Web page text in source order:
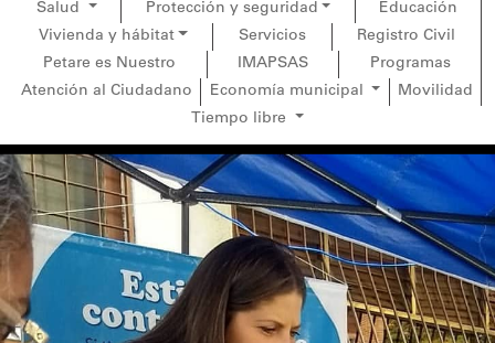
Salud Protección y seguridad
Educación
Vivienda y hábitat
Servicios
Registro Civil
Petare es Nuestro
IMAPSAS
Programas
Atención al Ciudadano
Economía municipal
Movilidad
Tiempo libre